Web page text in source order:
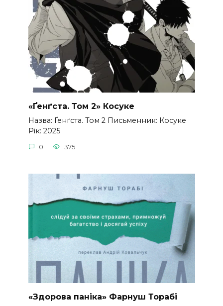
«Ґенґста. Том 2» Косуке
Назва: Ґенґста. Том 2 Письменник: Косуке
Рік: 2025
0 375
«Здорова паніка» Фарнуш Торабі